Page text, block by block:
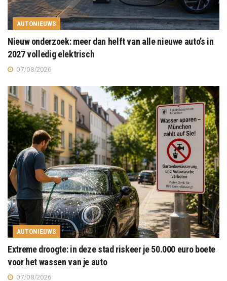
AUTONIEUWS
Nieuw onderzoek: meer dan helft van alle nieuwe auto’s in
2027 volledig elektrisch
07/08/2026
AUTONIEUWS
Extreme droogte: in deze stad riskeer je 50.000 euro boete
voor het wassen van je auto
07/08/2026